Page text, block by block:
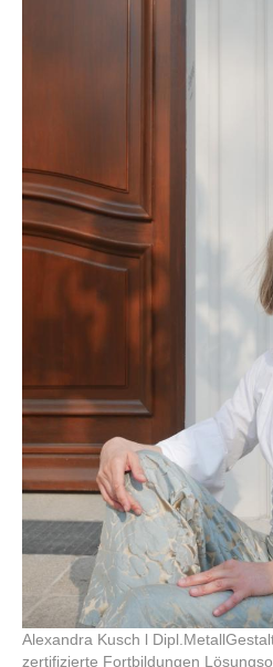
Alte Schätze neu
Kupferschale
Grundkurs
Upcycling – Schmuck
Handwerkswoche
Lichtobjekte
Für Unternehmen
Portrait
Über mich
Vita
Kontakt
Alexandra Kusch l
zertifizierte Fortbildungen